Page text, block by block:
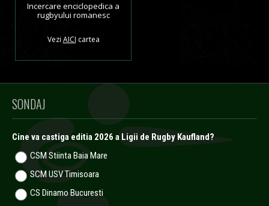
Incercare enciclopedica a
rugbyului romanesc
Vezi AICI cartea
SONDAJ
Cine va castiga editia 2026 a Ligii de Rugby Kaufland?
CSM Stiinta Baia Mare
SCM USV Timisoara
CS Dinamo Bucuresti